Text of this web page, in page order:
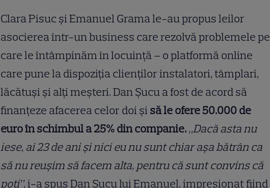
Clara Pisuc și Emanuel Grama le-au propus leilor
asocierea într-un business care rezolvă problemele pe
care le întâmpinăm în locuință – o platformă online
care pune la dispoziția clienților instalatori, tâmplari,
lăcătuși și alți meșteri. Dan Șucu a fost de acord să
finanțeze afacerea celor doi și să le ofere 50.000 de
euro în schimbul a 25% din companie.„Dacă asta nu
iese, ai 23 de ani și nici eu nu sunt chiar așa bătrân ca
să nu reușim să facem alta, pentru că sunt convins că
poți”, i-a spus Dan Șucu lui Emanuel, impresionat fiind